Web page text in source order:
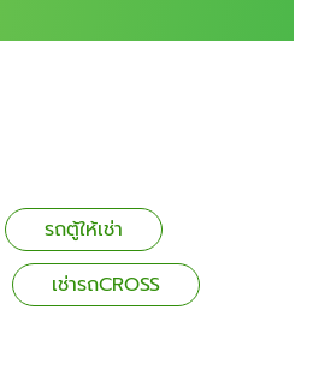
รถตู้ให้เช่า
เช่ารถCROSS